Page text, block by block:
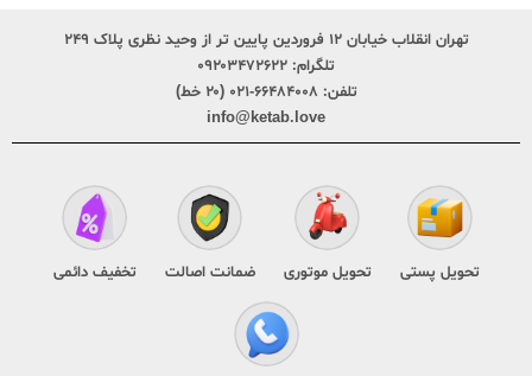
تهران انقلاب خیابان ۱۲ فروردین پایین تر از وحید نظری پلاک ۲۴۹
تلگرام: ۰۹۲۰۳۴۷۲۶۲۲
تلفن: ۶۶۴۸۴۰۰۸-۰۲۱ (۲۰ خط)
info@ketab.love
تحویل پستی تحویل موتوری ضمانت اصالت تخفیف دائمی